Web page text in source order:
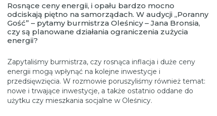
Rosnące ceny energii, i opału bardzo mocno
odciskają piętno na samorządach. W audycji „Poranny
Gość” – pytamy burmistrza Oleśnicy – Jana Bronsia,
czy są planowane działania ograniczenia zużycia
energii?
Zapytaliśmy burmistrza, czy rosnąca inflacja i duże ceny
energii mogą wpłynąć na kolejne inwestycje i
przedsięwzięcia. W rozmowie poruszyliśmy również temat:
nowe i trwające inwestycje, a także ostatnio oddane do
użytku czy mieszkania socjalne w Oleśnicy.